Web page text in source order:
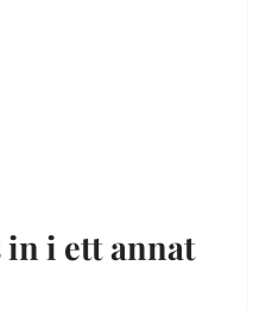
in i ett annat